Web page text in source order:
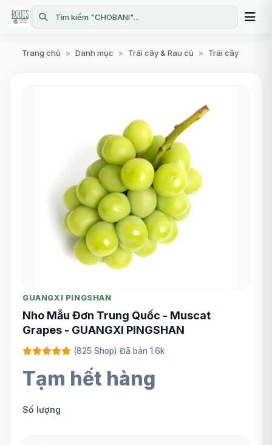
Tìm kiếm "CHOBANI"...
Trang chủ > Danh mục > Trái cây & Rau củ > Trái cây
GUANGXI PINGSHAN
Nho Mẫu Đơn Trung Quốc - Muscat
Grapes - GUANGXI PINGSHAN
(825 Shop) Đã bán 1.6k
Tạm hết hàng
Số lượng